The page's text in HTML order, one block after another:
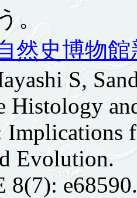
。
然史博物
S,
Implications
Evolution.
e68590.